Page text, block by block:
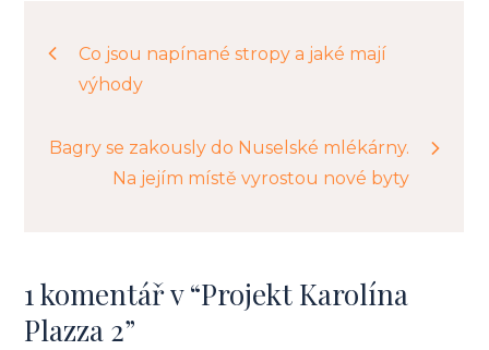
Navigace
pro
příspěvek
Co jsou napínané stropy a jaké mají
výhody
Bagry se zakously do Nuselské mlékárny.
Na jejím místě vyrostou nové byty
1 komentář v “Projekt Karolína
Plazza 2”